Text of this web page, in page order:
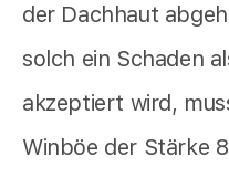
der Dachhaut
solch ein Schaden
akzeptiert wird,
Winböe der Stärke